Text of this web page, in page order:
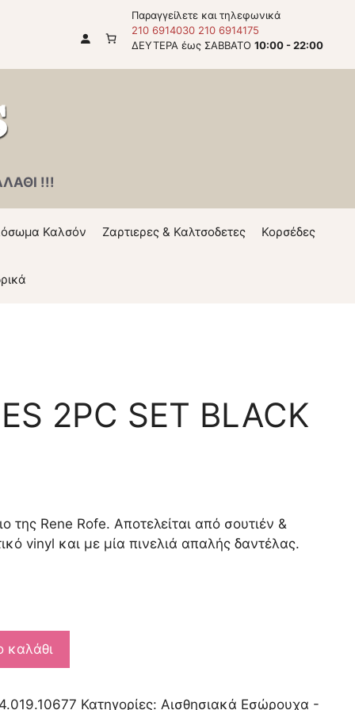
Παραγγείλετε και τηλεφωνικά
210 6914030 210 6914175
ΔΕΥΤΕΡΑ έως ΣΑΒΒΑΤΟ 10:00 - 22:00
!!!
Καλσόν Ζαρτιερες & Καλτσοδετες Κορσέδες
2PC SET BLACK
της Rene Rofe. Αποτελείται από σουτιέν &
vinyl και με μία πινελιά απαλής δαντέλας.
καλάθι
Κατηγορίες: Αισθησιακά Εσώρουχα -